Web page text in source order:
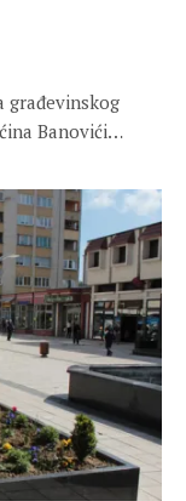
građevinskog
Banovići…